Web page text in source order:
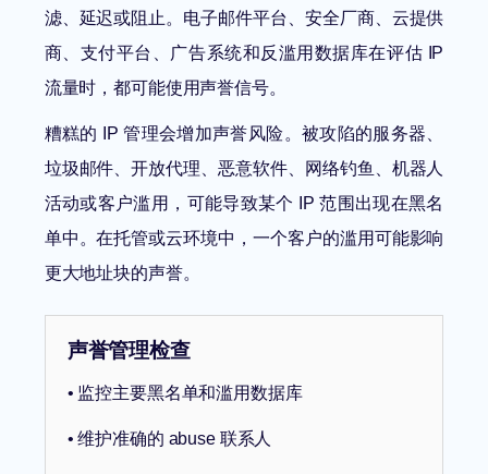
滤、延迟或阻止。电子邮件平台、安全厂商、云提供
商、支付平台、广告系统和反滥用数据库在评估 IP
流量时，都可能使用声誉信号。
糟糕的 IP 管理会增加声誉风险。被攻陷的服务器、
垃圾邮件、开放代理、恶意软件、网络钓鱼、机器人
活动或客户滥用，可能导致某个 IP 范围出现在黑名
单中。在托管或云环境中，一个客户的滥用可能影响
更大地址块的声誉。
声誉管理检查
• 监控主要黑名单和滥用数据库
• 维护准确的 abuse 联系人